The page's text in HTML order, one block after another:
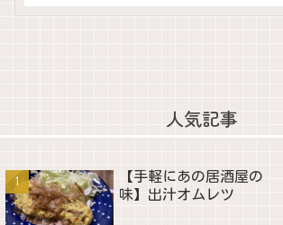
人気記事
【手軽にあの居酒屋の
味】出汁オムレツ